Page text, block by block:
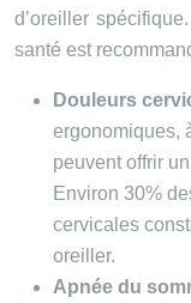
d’oreiller
santé est
Douleurs
ergonomiques,
peuvent offrir
Environ 30%
cervicales
oreiller.
Apnée du